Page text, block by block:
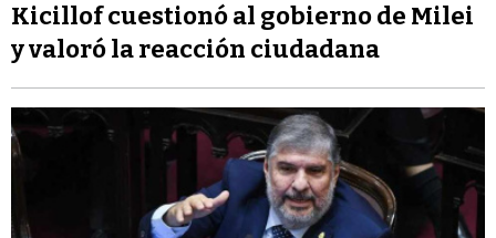
Kicillof cuestionó al gobierno de Milei
y valoró la reacción ciudadana